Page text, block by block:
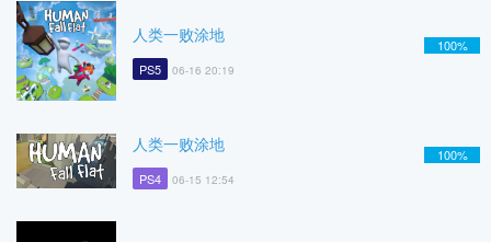
人类一败涂地
PS5 06-16 20:19
100%
人类一败涂地
PS4 06-15 12:54
100%